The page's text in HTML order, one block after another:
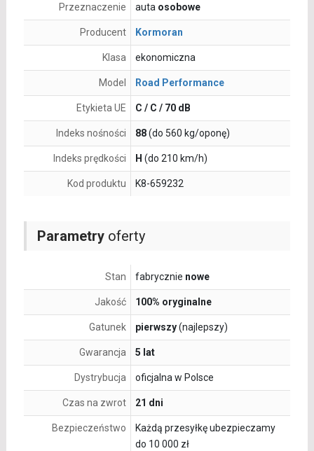
Parametryoferty
Stan fabrycznie nowe
Jakość 100% oryginalne
Gatunek pierwszy(najlepszy)
Gwarancja 5 lat
Dystrybucja oficjalna w Polsce
Czas na zwrot 21 dni
Bezpieczeństwo
Każdą przesyłkę ubezpieczamy
do 10 000 zł
Przeznaczenie auta osobowe
Producent Kormoran
Klasa ekonomiczna
Model Road Performance
Etykieta UE C / C / 70 dB
Indeks nośności 88(do 560 kg/oponę)
Indeks prędkości H (do 210 km/h)
Kod produktu K8-659232